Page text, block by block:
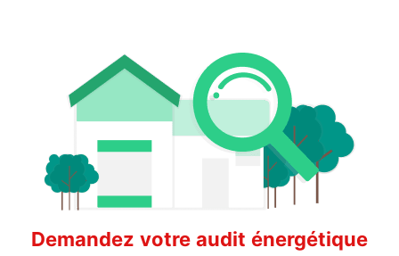
Demandez votre audit énergétique